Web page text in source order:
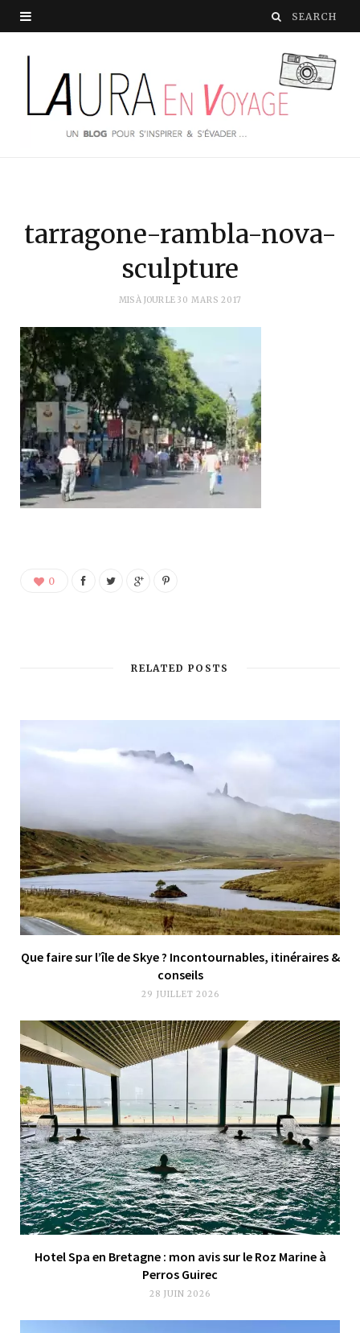
tarragone-rambla-nova-
sculpture
MIS À JOUR LE 30 MARS 2017
0
RELATED POSTS
Que faire sur l’île de Skye ? Incontournables, itinéraires &
conseils
29 JUILLET 2026
Hotel Spa en Bretagne : mon avis sur le Roz Marine à
Perros Guirec
28 JUIN 2026